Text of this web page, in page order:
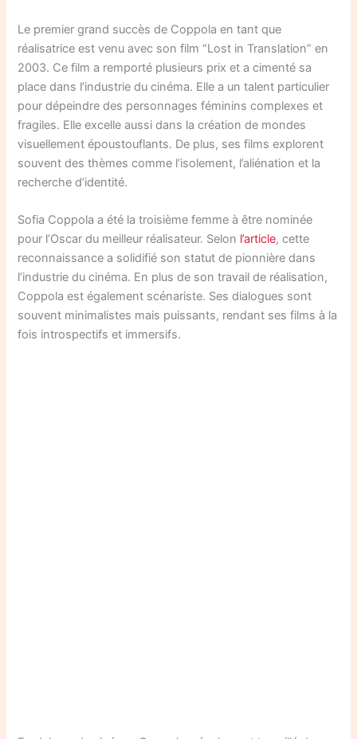
Le premier grand succès de Coppola en tant que
réalisatrice est venu avec son film “Lost in Translation” en
2003. Ce film a remporté plusieurs prix et a cimenté sa
place dans l’industrie du cinéma. Elle a un talent particulier
pour dépeindre des personnages féminins complexes et
fragiles. Elle excelle aussi dans la création de mondes
visuellement époustouflants. De plus, ses films explorent
souvent des thèmes comme l’isolement, l’aliénation et la
recherche d’identité.
Sofia Coppola a été la troisième femme à être nominée
pour l’Oscar du meilleur réalisateur. Selon l’article, cette
reconnaissance a solidifié son statut de pionnière dans
l’industrie du cinéma. En plus de son travail de réalisation,
Coppola est également scénariste. Ses dialogues sont
souvent minimalistes mais puissants, rendant ses films à la
fois introspectifs et immersifs.